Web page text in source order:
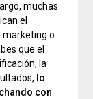
muchas
el
marketing o
que el
la
lo
con